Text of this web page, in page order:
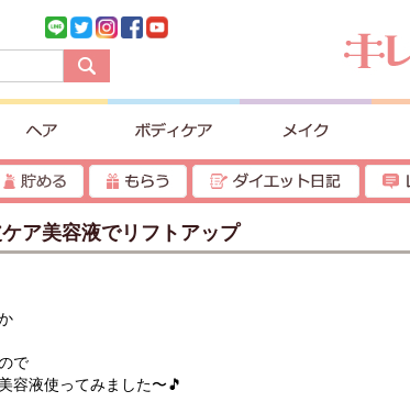
ア美容液でリフトアップ
で
容液使ってみました〜🎵